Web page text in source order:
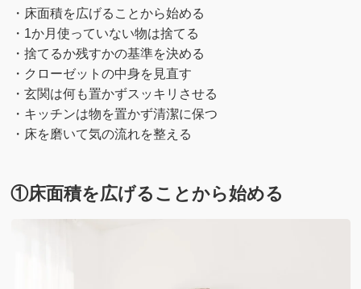
・床面積を広げることから始める
・1か月使っていない物は捨てる
・捨てるか残すかの基準を決める
・クローゼットの中身を見直す
・玄関は何も置かずスッキリさせる
・キッチンは物を置かず清潔に保つ
・床を磨いて気の流れを整える
①床面積を広げることから始める